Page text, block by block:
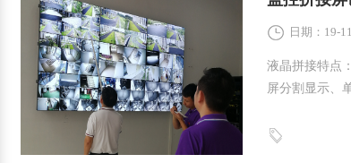
日期：19-
液晶拼接特点
屏分割显示、
运行，全高清